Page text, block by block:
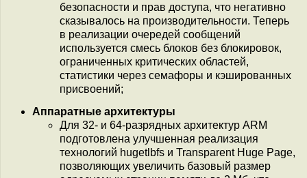
безопасности и прав доступа, что негативно
сказывалось на производительности. Теперь
в реализации очередей сообщений
используется смесь блоков без блокировок,
ограниченных критических областей,
статистики через семафоры и кэшированных
присвоений;
Аппаратные архитектуры
Для 32- и 64-разрядных архитектур ARM
подготовлена улучшенная реализация
технологий hugetlbfs и Transparent Huge Page,
позволяющих увеличить базовый размер